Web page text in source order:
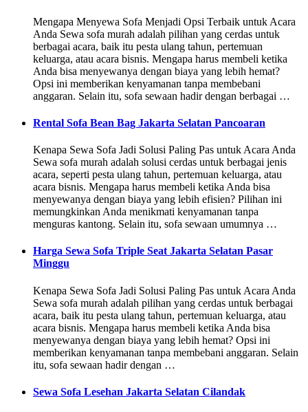
Mengapa Menyewa Sofa Menjadi Opsi Terbaik untuk Acara
Anda Sewa sofa murah adalah pilihan yang cerdas untuk
berbagai acara, baik itu pesta ulang tahun, pertemuan
keluarga, atau acara bisnis. Mengapa harus membeli ketika
Anda bisa menyewanya dengan biaya yang lebih hemat?
Opsi ini memberikan kenyamanan tanpa membebani
anggaran. Selain itu, sofa sewaan hadir dengan berbagai …
Rental Sofa Bean Bag Jakarta Selatan Pancoaran
Kenapa Sewa Sofa Jadi Solusi Paling Pas untuk Acara Anda
Sewa sofa murah adalah solusi cerdas untuk berbagai jenis
acara, seperti pesta ulang tahun, pertemuan keluarga, atau
acara bisnis. Mengapa harus membeli ketika Anda bisa
menyewanya dengan biaya yang lebih efisien? Pilihan ini
memungkinkan Anda menikmati kenyamanan tanpa
menguras kantong. Selain itu, sofa sewaan umumnya …
Harga Sewa Sofa Triple Seat Jakarta Selatan Pasar
Minggu
Kenapa Sewa Sofa Jadi Solusi Paling Pas untuk Acara Anda
Sewa sofa murah adalah pilihan yang cerdas untuk berbagai
acara, baik itu pesta ulang tahun, pertemuan keluarga, atau
acara bisnis. Mengapa harus membeli ketika Anda bisa
menyewanya dengan biaya yang lebih hemat? Opsi ini
memberikan kenyamanan tanpa membebani anggaran. Selain
itu, sofa sewaan hadir dengan …
Sewa Sofa Lesehan Jakarta Selatan Cilandak